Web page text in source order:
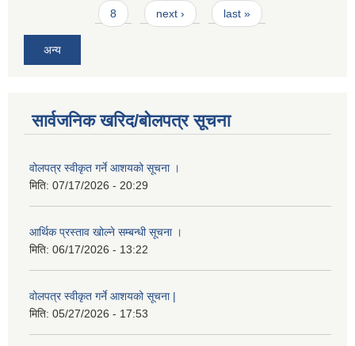
8 next › last »
अन्य
सार्वजनिक खरिद/बोलपत्र सूचना
वोलपत्र स्वीकृत गर्ने आशयको सूचना ।
मिति: 07/17/2026 - 20:29
आर्थिक प्रस्ताव खोल्ने सम्बन्धी सूचना ।
मिति: 06/17/2026 - 13:22
वोलपत्र स्वीकृत गर्ने आशयको सूचना |
मिति: 05/27/2026 - 17:53